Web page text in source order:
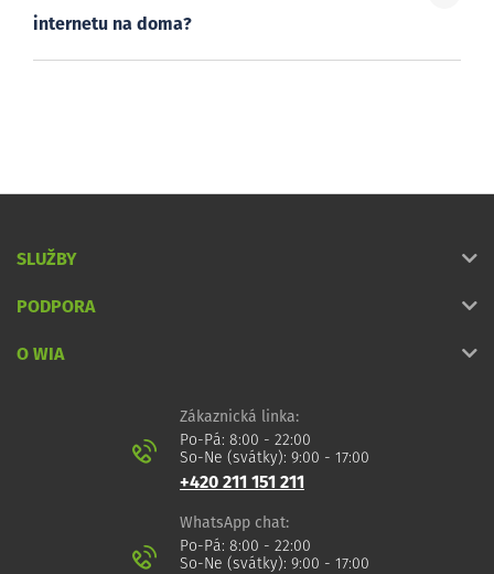
internetu na doma?
SLUŽBY
PODPORA
O WIA
Zákaznická linka:
Po-Pá: 8:00 - 22:00
So-Ne (svátky): 9:00 - 17:00
+420 211 151 211
WhatsApp chat:
Po-Pá: 8:00 - 22:00
So-Ne (svátky): 9:00 - 17:00